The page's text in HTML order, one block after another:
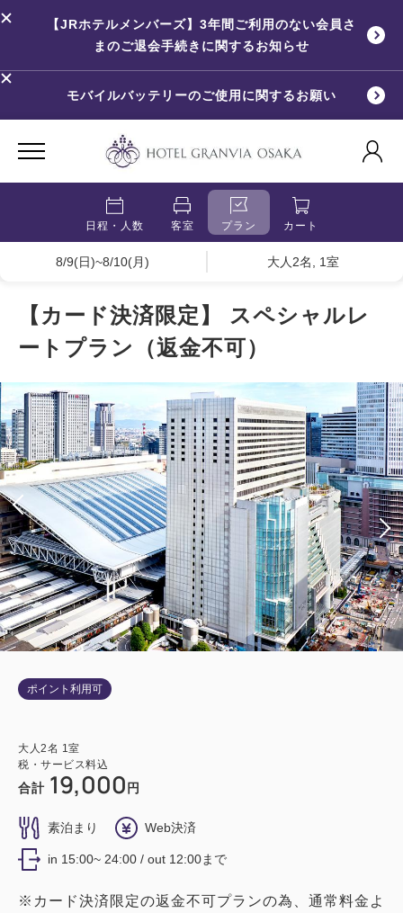
【JRホテルメンバーズ】3年間ご利用のない会員さ
まのご退会手続きに関するお知らせ
モバイルバッテリーのご使用に関するお願い
日程・人数 客室 プラン カート
8/9(日)~8/10(月) 大人2名, 1室
【カード決済限定】 スペシャルレ
ートプラン（返金不可）
ポイント利用可
大人 2名 1 室
税・サービス料込
合計 19,000 円
素泊まり Web決済
in 15:00~ 24:00 / out 12:00まで
※カード決済限定の返金不可プランの為、通常料金よ